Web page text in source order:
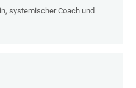
systemischer Coach und